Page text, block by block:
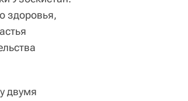
здоровья,
двумя